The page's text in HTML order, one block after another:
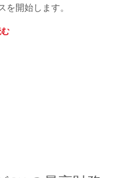
を開始します。